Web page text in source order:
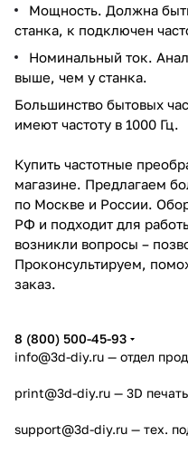
Мощность. Должна
станка, к подключен
Номинальный ток.
выше, чем у станка.
Большинство бытовых
имеют частоту в 1000 Гц.
Купить частотные
магазине. Предлагаем
по Москве и России.
РФ и подходит для
возникли вопросы –
Проконсультируем,
заказ.
8 (800) 500-45-93
info@3d-diy.ru — отдел
print@3d-diy.ru — 3D
support@3d-diy.ru — тех.